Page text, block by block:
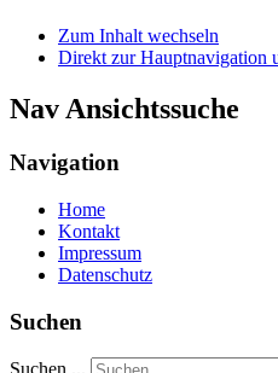
Zum Inhalt wechseln
Direkt zur Hauptnavigation
Nav Ansichtssuche
Navigation
Home
Kontakt
Impressum
Datenschutz
Suchen